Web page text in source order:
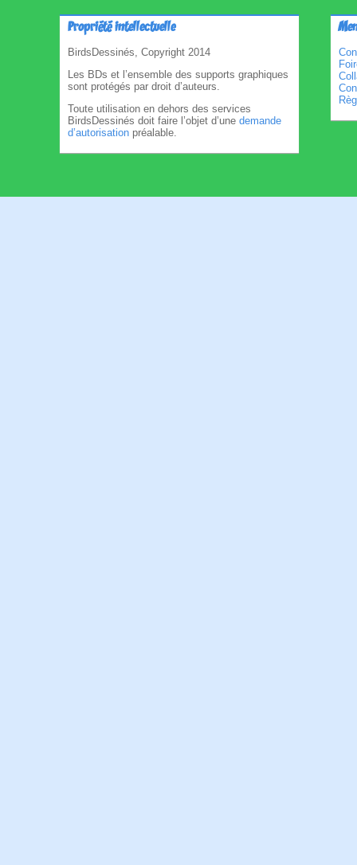
Propriété intellectuelle
BirdsDessinés, Copyright 2014
Les BDs et l’ensemble des supports graphiques
sont protégés par droit d’auteurs.
Toute utilisation en dehors des services
BirdsDessinés doit faire l’objet d’une demande
d’autorisation préalable.